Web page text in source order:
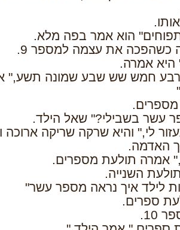
הוא אמר בפה מלא.
כשהפכה את עצמה למספר 9.
היא אמרה.
חמש שש שבע שמונה תשע,"
עשר בשבילי?" שאל הילד.
לי," והיא שרקה שריקה ארוכה
האדמה.
אמרה תולעת מספרים.
השנייה.
לילד איך נראה מספר עשר"
ספרים.
10.